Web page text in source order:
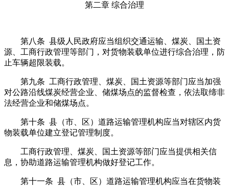
第二章 综合治理
第八条 县级人民政府应当组织交通运输、煤炭、国土资
源、工商行政管理等部门，对货物装载单位进行综合治理，防
止车辆超限装载。
第九条 工商行政管理、煤炭、国土资源等部门应当加强
对公路沿线煤炭经营企业、储煤场点的监督检查，依法取缔非
法经营企业和储煤场点。
第十条 县（市、区）道路运输管理机构应当对辖区内货
物装载单位建立登记管理制度。
工商行政管理、煤炭、国土资源等部门应当提供相关信
息，协助道路运输管理机构做好登记工作。
第十一条 县（市、区）道路运输管理机构应当在货物装